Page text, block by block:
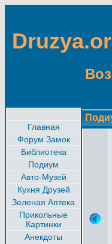
Главная
Форум Замок
Библиотека
Подиум
Авто-Музей
Кухня Друзей
Зеленая Аптека
Прикольные
Картинки
Анекдоты